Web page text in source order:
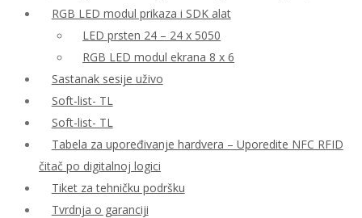
RGB LED modul prikaza i SDK alat
LED prsten 24 – 24 x 5050
RGB LED modul ekrana 8 x 6
Sastanak sesije uživo
Soft-list- TL
Soft-list- TL
Tabela za upoređivanje hardvera – Uporedite NFC RFID
čitač po digitalnoj logici
Tiket za tehničku podršku
Tvrdnja o garanciji